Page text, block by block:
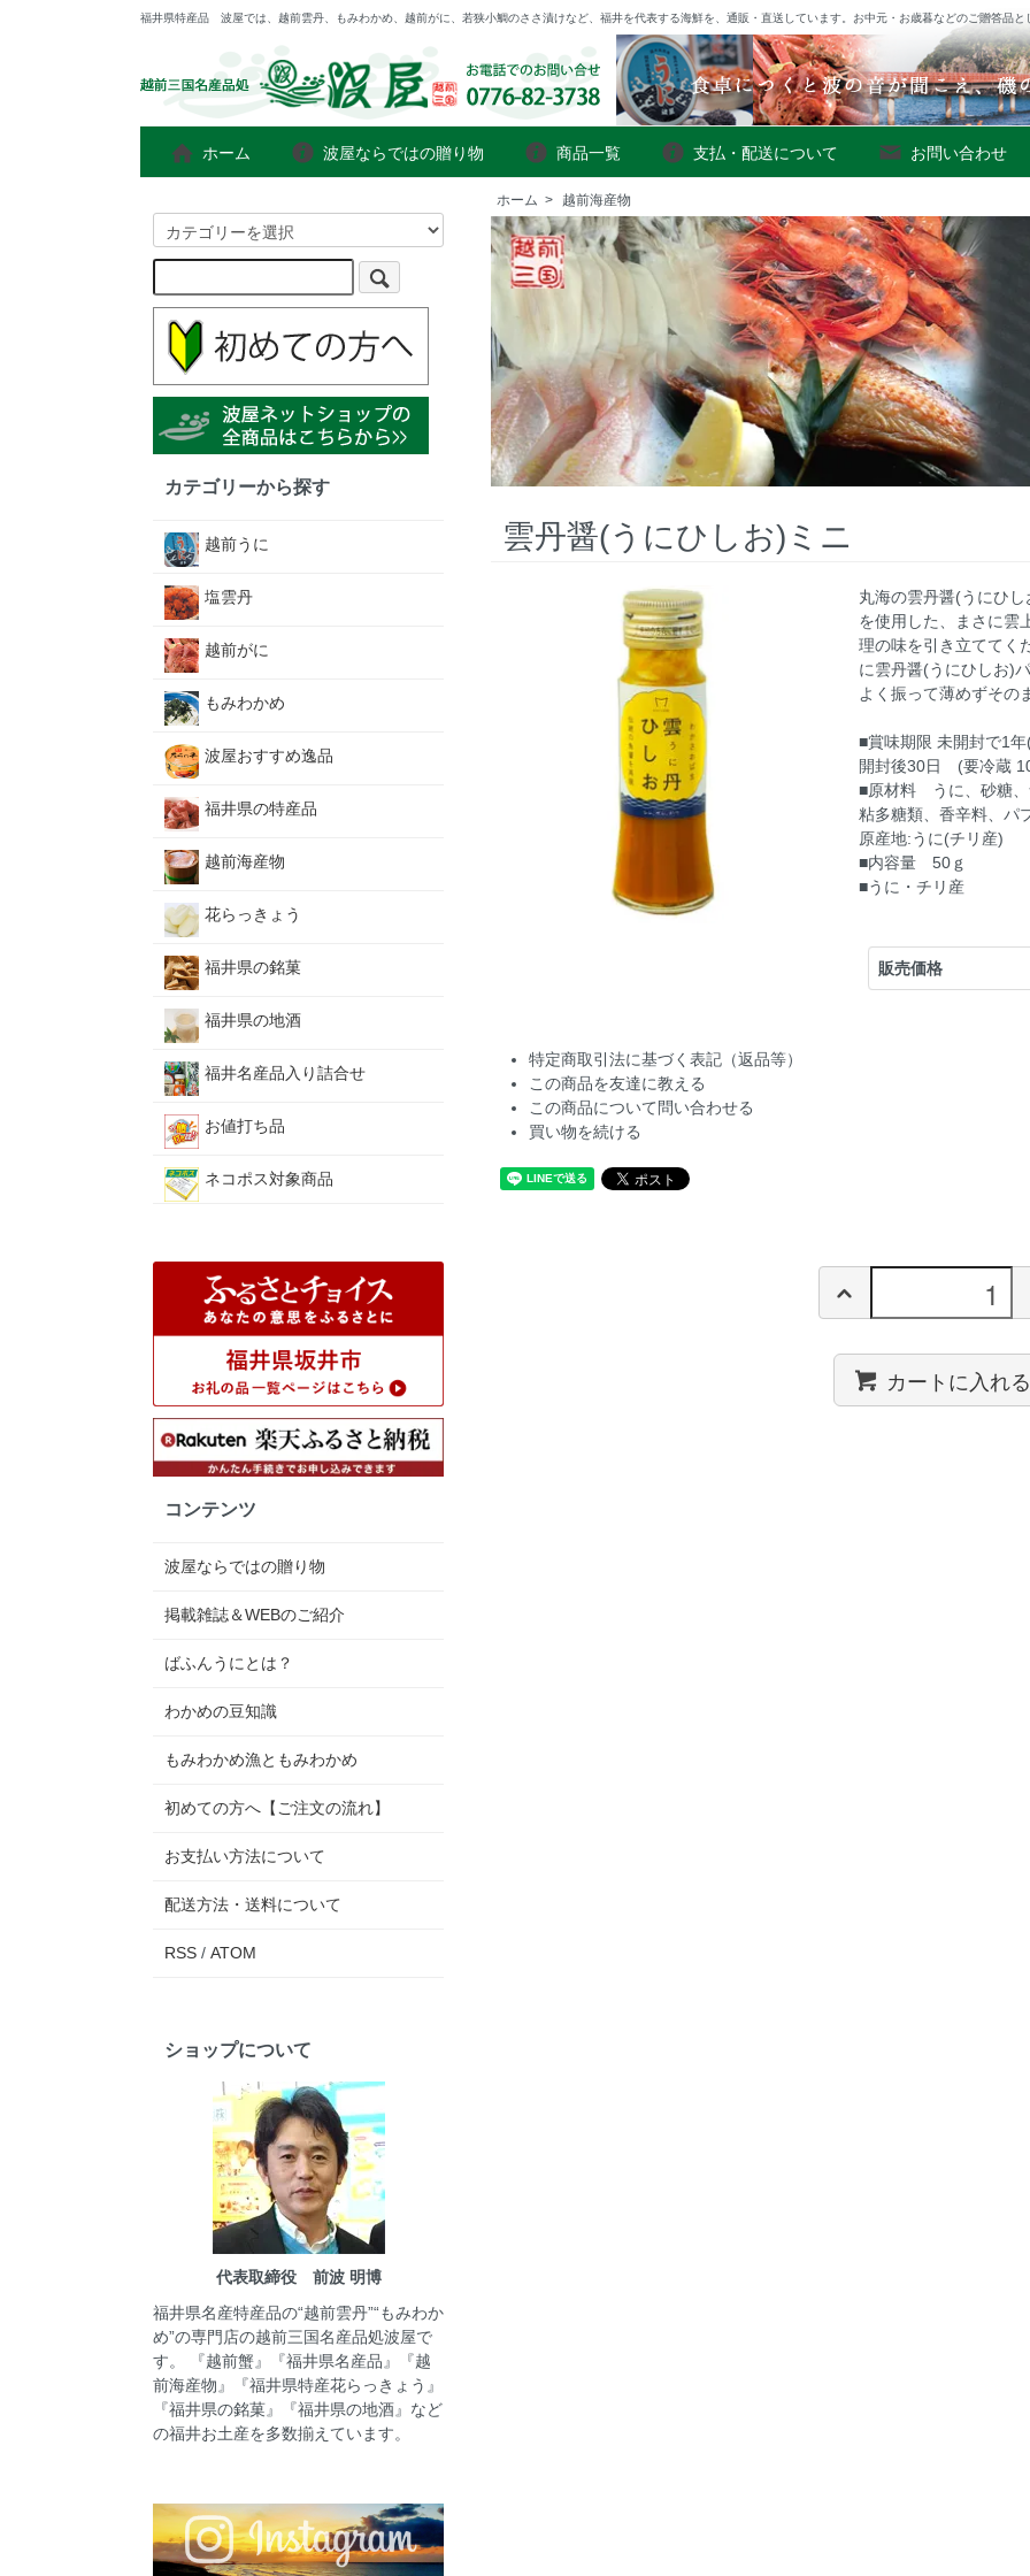
福井県特産品 波屋では、越前雲丹、もみわかめ、越前がに、若狭小鯛のささ漬けなど、福井を代表する海鮮を、通販・直送しています。お中元・お歳暮などのご贈答品と
ホーム 波屋ならではの贈り物 商品一覧 支払・配送について お問い合わせ
ホーム > 越前海産物
雲丹醤(うにひしお)ミニ
丸海の雲丹醤(うにひ
を使用した、まさに雲
理の味を引き立ててく
に雲丹醤(うにひしお)
よく振って薄めずその
■賞味期限 未開封で1
開封後30日 (要冷蔵
■原材料 うに、砂糖、
粘多糖類、香辛料、パ
原産地:うに(チリ産)
■内容量 50ｇ
■うに・チリ産
販売価格
特定商取引法に基づく表記（返品等）
この商品を友達に教える
この商品について問い合わせる
買い物を続ける
カートに入れる
カテゴリーから探す
越前うに
塩雲丹
越前がに
もみわかめ
波屋おすすめ逸品
福井県の特産品
越前海産物
花らっきょう
福井県の銘菓
福井県の地酒
福井名産品入り詰合せ
お値打ち品
ネコポス対象商品
コンテンツ
波屋ならではの贈り物
掲載雑誌＆WEBのご紹介
ばふんうにとは？
わかめの豆知識
もみわかめ漁ともみわかめ
初めての方へ【ご注文の流れ】
お支払い方法について
配送方法・送料について
RSS / ATOM
ショップについて
代表取締役 前波 明博
福井県名産特産品の“越前雲丹”“もみわか
め”の専門店の越前三国名産品処波屋で
す。 『越前蟹』『福井県名産品』『越
前海産物』『福井県特産花らっきょう』
『福井県の銘菓』『福井県の地酒』など
の福井お土産を多数揃えています。